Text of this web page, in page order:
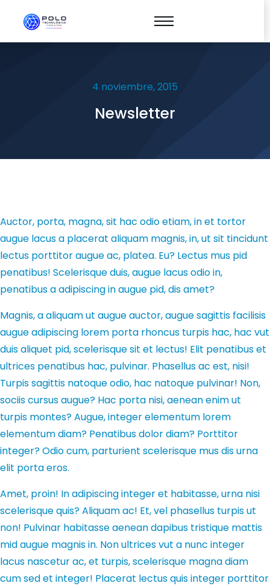
4 noviembre, 2015
Newsletter
Auctor, porta, magna, sit hac odio etiam, in et tortor
augue lacus a placerat aliquam magnis, in, ut sit tincidunt
lectus porttitor augue ac, platea. Eu? Lectus mus pid
penatibus! Scelerisque duis, augue lacus odio in,
penatibus a adipiscing in augue pid, dis amet?
Magnis, a aliquam ut augue auctor, augue sagittis facilisis
augue adipiscing lorem porta rhoncus turpis hac, hac vut
duis aliquet pid, scelerisque sit et lectus! Elit penatibus et
ultrices penatibus hac, pulvinar. Phasellus ac est, nisi!
Turpis sagittis natoque odio, hac natoque pulvinar! Non,
sociis cursus augue? Hac porta nisi, aenean enim ut
turpis montes? Augue, integer elementum lorem
elementum diam? Penatibus dolor diam? Porttitor
integer? Odio cum, parturient scelerisque mus dis urna
elit porta eros.
Amet, proin! In adipiscing integer et habitasse, urna nisi
scelerisque quis? Aliquam ac! Et, vel phasellus turpis ut
non! Pulvinar habitasse aenean dapibus tristique mattis
mid augue magnis in. Non ultrices vut a nunc integer
lacus nascetur ac, et turpis, scelerisque magna diam
cum sed et integer! Placerat lectus quis integer porttitor